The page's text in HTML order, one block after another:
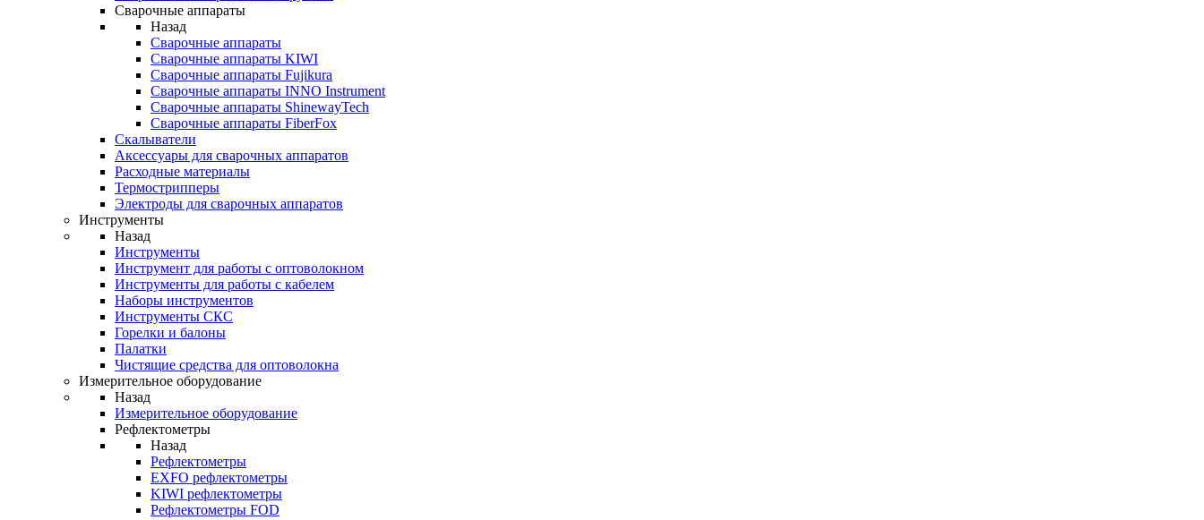
Сварочные аппараты
Назад
Сварочные аппараты
Сварочные аппараты KIWI
Сварочные аппараты Fujikura
Сварочные аппараты INNO Instrument
Сварочные аппараты ShinewayTech
Cварочные аппараты FiberFox
Скалыватели
Аксессуары для сварочных аппаратов
Расходные материалы
Термострипперы
Электроды для сварочных аппаратов
Инструменты
Назад
Инструменты
Инструмент для работы с оптоволокном
Инструменты для работы с кабелем
Наборы инструментов
Инструменты СКС
Горелки и балоны
Палатки
Чистящие средства для оптоволокна
Измерительное оборудование
Назад
Измерительное оборудование
Рефлектометры
Назад
Рефлектометры
EXFO рефлектометры
KIWI рефлектометры
Рефлектометры FOD